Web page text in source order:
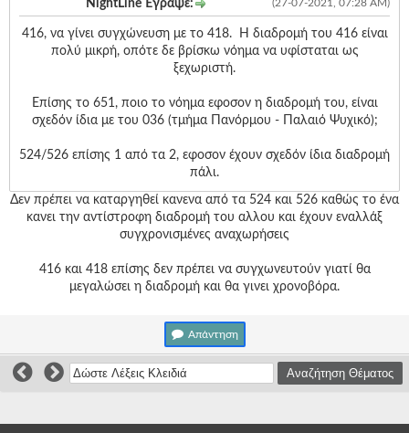
-
-
σου,
Επισκέπτη!
Σύνδεση
Εγγραφή
(27-07-2021, 07:28 AM)
NightLine Έγραψε:
416, να γίνει συγχώνευση με το 418. Η διαδρομή του 416 είναι
πολύ μικρή, οπότε δε βρίσκω νόημα να υφίσταται ως
ξεχωριστή.
Επίσης το 651, ποιο το νόημα εφοσον η διαδρομή του, είναι
σχεδόν ίδια με του 036 (τμήμα Πανόρμου - Παλαιό Ψυχικό);
524/526 επίσης 1 από τα 2, εφοσον έχουν σχεδόν ίδια διαδρομή
πάλι.
Δεν πρέπει να καταργηθεί κανενα από τα 524 και 526 καθώς το ένα
κανει την αντίστροφη διαδρομή του αλλου και έχουν εναλλάξ
συγχρονισμένες αναχωρήσεις
416 και 418 επίσης δεν πρέπει να συγχωνευτούν γιατί θα
μεγαλώσει η διαδρομή και θα γινει χρονοβόρα.
Απάντηση